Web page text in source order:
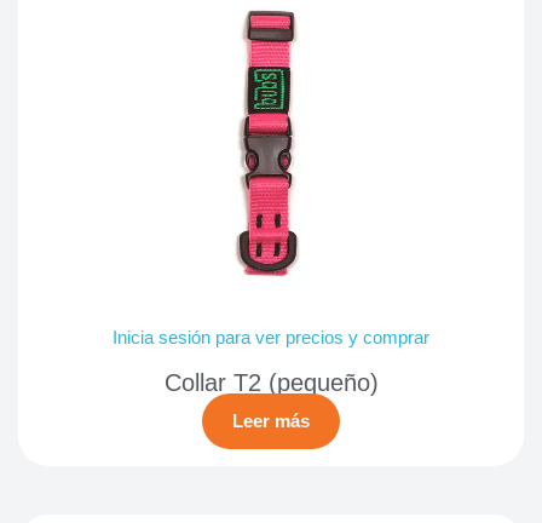
Inicia sesión para ver precios y comprar
Collar T2 (pequeño)
Leer más